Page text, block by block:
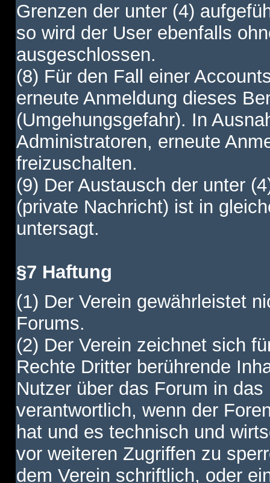
Grenzen der unter (4)
so wird der User ebenfalls
ausgeschlossen.
(8) Für den Fall einer
erneute Anmeldung dieses
(Umgehungsgefahr). In
Administratoren, erneute
freizuschalten.
(9) Der Austausch der unter
(private Nachricht) ist in
untersagt.
§7 Haftung
(1) Der Verein gewährleistet
Forums.
(2) Der Verein zeichnet sich
Rechte Dritter berührende
Nutzer über das Forum in
verantwortlich, wenn der
hat und es technisch und
vor weiteren Zugriffen zu
dem Verein schriftlich, oder